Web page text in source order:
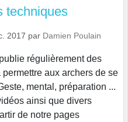
techniques
2017 par Damien Poulain
régulièrement des
aux archers de se
mental, préparation ...
ainsi que divers
de notre pages